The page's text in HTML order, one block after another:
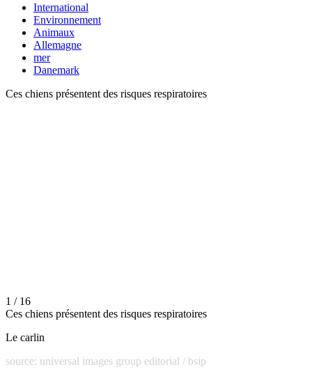
International
Environnement
Animaux
Allemagne
mer
Danemark
Ces chiens présentent des risques respiratoires
1 / 16
Ces chiens présentent des risques respiratoires
Le carlin
source: universal images group editorial / bsip